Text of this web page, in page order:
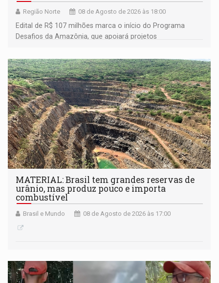
Região Norte 08 de Agosto de 2026 às 18:00
Edital de R$ 107 milhões marca o início do Programa
Desafios da Amazônia, que apoiará projetos
submissão de pré-propostas poderá ser feita até 1º de
setembro
MATERIAL: Brasil tem grandes reservas de
urânio, mas produz pouco e importa
combustível
Brasil e Mundo 08 de Agosto de 2026 às 17:00